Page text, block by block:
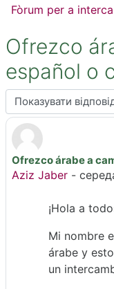
Ofrezco
español o
Тип показу
Ofrezco árabe a
Aziz Jaber -
Кількість
¡Hola a
Mi nombre
árabe y
un